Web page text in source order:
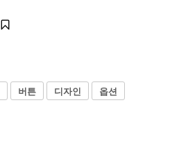
버튼 디자인
옵션